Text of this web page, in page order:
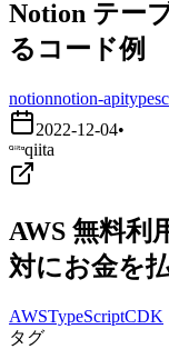
Notion テー
るコード例
notionnotion-api
2022-12-04•
qiita
AWS 無料利
対にお金を
AWSTypeScriptCDK
タグ